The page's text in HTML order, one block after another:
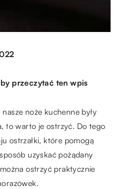
przeczytać ten wpis
noże kuchenne były
to warto je ostrzyć. Do tego
ostrzałki, które pomogą
uzyskać pożądany
ostrzyć praktycznie